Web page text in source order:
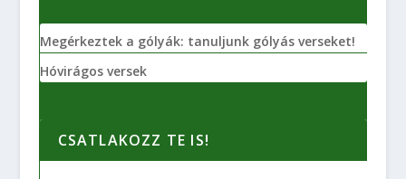
Megérkeztek a gólyák: tanuljunk gólyás verseket!
Hóvirágos versek
CSATLAKOZZ TE IS!